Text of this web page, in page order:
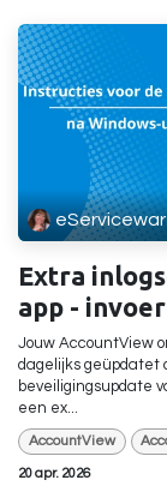
Extra
app -
Jouw AccountView
dagelijks geüpdatet
beveiligingsupdate
een ex...
AccountView
20 apr. 2026